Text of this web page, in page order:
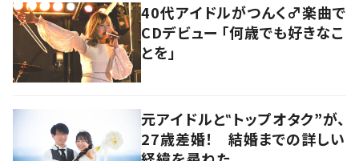
40代アイドルがつんく♂楽曲で
CDデビュー 「何歳でも好きなこ
とを」
元アイドルと‟トップオタク”が、
27歳差婚！ 結婚までの詳しい